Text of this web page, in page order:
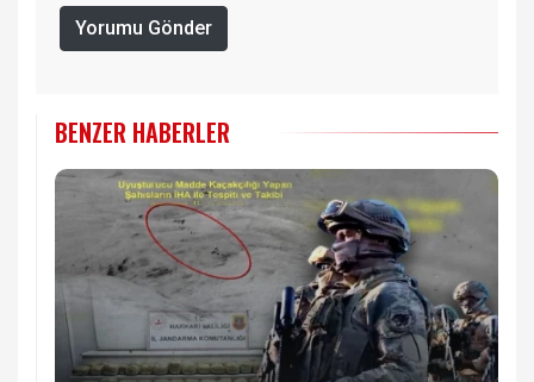
Yorumu Gönder
BENZER HABERLER